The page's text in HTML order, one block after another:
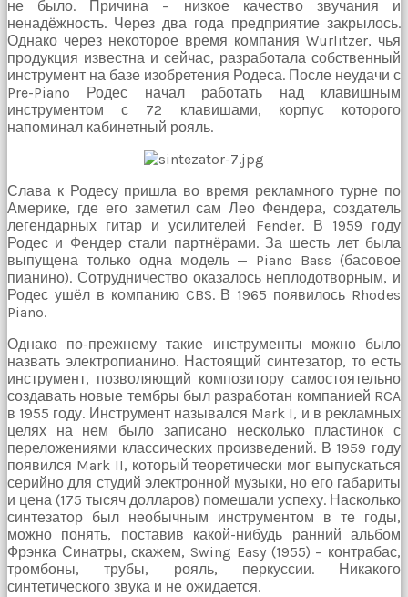
olmak
ister
porno
izle
Bu
yüzden
bir
sperm
kız
gebelik
hastanesinin
yolunu
tutar.
не было. Причина – низкое качество звучания и
ненадёжность. Через два года предприятие закрылось.
Однако через некоторое время компания Wurlitzer, чья
продукция известна и сейчас, разработала собственный
инструмент на базе изобретения Родеса. После неудачи с
Pre-Piano Родес начал работать над клавишным
инструментом с 72 клавишами, корпус которого
напоминал кабинетный рояль.
Слава к Родесу пришла во время рекламного турне по
Америке, где его заметил сам Лео Фендера, создатель
легендарных гитар и усилителей Fender. В 1959 году
Родес и Фендер стали партнёрами. За шесть лет была
выпущена только одна модель — Piano Bass (басовое
пианино). Сотрудничество оказалось неплодотворным, и
Родес ушёл в компанию CBS. В 1965 появилось Rhodes
Piano.
Однако по-прежнему такие инструменты можно было
назвать электропианино. Настоящий синтезатор, то есть
инструмент, позволяющий композитору самостоятельно
создавать новые тембры был разработан компанией RCA
в 1955 году. Инструмент назывался Mark I, и в рекламных
целях на нем было записано несколько пластинок с
переложениями классических произведений. В 1959 году
появился Mark II, который теоретически мог выпускаться
серийно для студий электронной музыки, но его габариты
и цена (175 тысяч долларов) помешали успеху. Насколько
синтезатор был необычным инструментом в те годы,
можно понять, поставив какой-нибудь ранний альбом
Фрэнка Синатры, скажем, Swing Easy (1955) – контрабас,
тромбоны, трубы, рояль, перкуссии. Никакого
синтетического звука и не ожидается.